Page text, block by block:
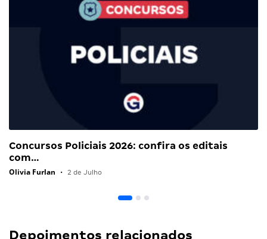
Concursos Policiais 2026: confira os editais
com…
Olivia Furlan • 2 de Julho
Depoimentos relacionados